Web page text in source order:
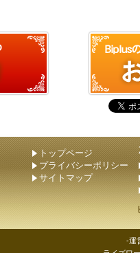
トップページ
プライバシーポリシー
サイトマップ
-運